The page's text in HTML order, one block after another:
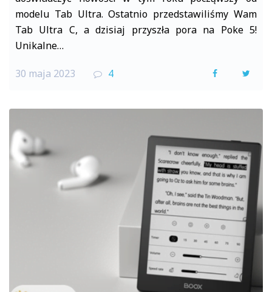
modelu Tab Ultra. Ostatnio przedstawiliśmy Wam
Tab Ultra C, a dzisiaj przyszła pora na Poke 5!
Unikalne…
30 maja 2023 4
F
b
o
o
k
t
e